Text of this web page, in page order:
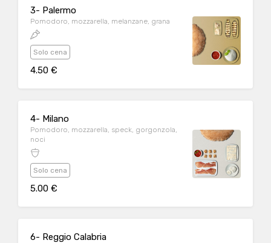
3- Palermo
Pomodoro, mozzarella, melanzane, grana
Solo cena
4.50 €
4- Milano
Pomodoro, mozzarella, speck, gorgonzola,
noci
Solo cena
5.00 €
6- Reggio Calabria